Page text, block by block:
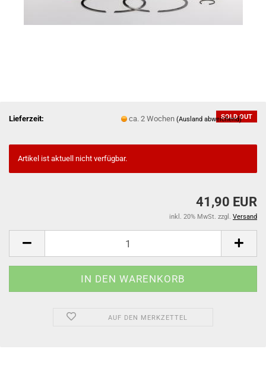
SOLD OUT
Lieferzeit: ca. 2 Wochen(Ausland abweichend)
Artikel ist aktuell nicht verfügbar.
41,90 EUR
inkl. 20% MwSt. zzgl. Versand
AUF DEN MERKZETTEL